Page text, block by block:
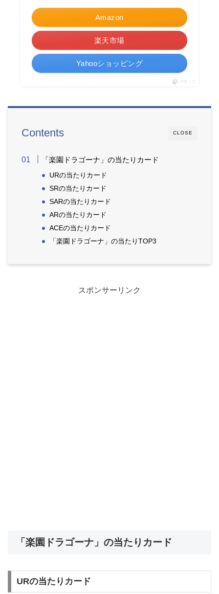
Amazon
楽天市場
Yahooショッピング
ポチップ
CLOSE
Contents
「楽園ドラゴーナ」の当たりカード
URの当たりカード
SRの当たりカード
SARの当たりカード
ARの当たりカード
ACEの当たりカード
「楽園ドラゴーナ」の当たりTOP3
スポンサーリンク
「楽園ドラゴーナ」の当たりカード
URの当たりカード